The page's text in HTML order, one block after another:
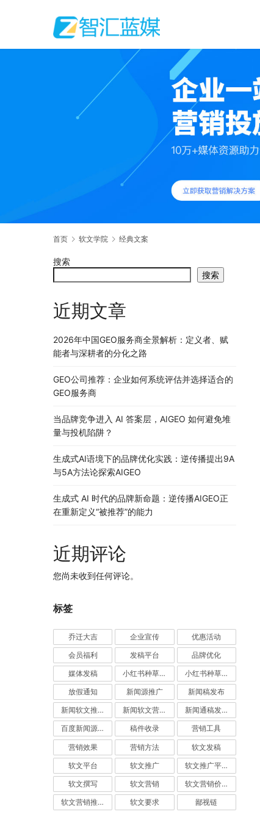
首页 软文学院 经典文案
搜索
搜索
近期文章
2026年中国GEO服务商全景解析：定义者、赋
能者与深耕者的分化之路
GEO公司推荐：企业如何系统评估并选择适合的
GEO服务商
当品牌竞争进入 AI 答案层，AIGEO 如何避免堆
量与投机陷阱？
生成式AI语境下的品牌优化实践：逆传播提出9A
与5A方法论探索AIGEO
生成式 AI 时代的品牌新命题：逆传播AIGEO正
在重新定义“被推荐”的能力
近期评论
您尚未收到任何评论。
标签
乔迁大吉 企业宣传 优惠活动
会员福利 发稿平台 品牌优化
媒体发稿 小红书种草推广 小红书种草营销
放假通知 新闻源推广 新闻稿发布
新闻软文推广发稿 新闻软文营销推广 新闻通稿发布推广
百度新闻源发布 稿件收录 营销工具
营销效果 营销方法 软文发稿
软文平台 软文推广 软文推广平台
软文撰写 软文营销 软文营销价值
软文营销推广 软文要求 鄙视链